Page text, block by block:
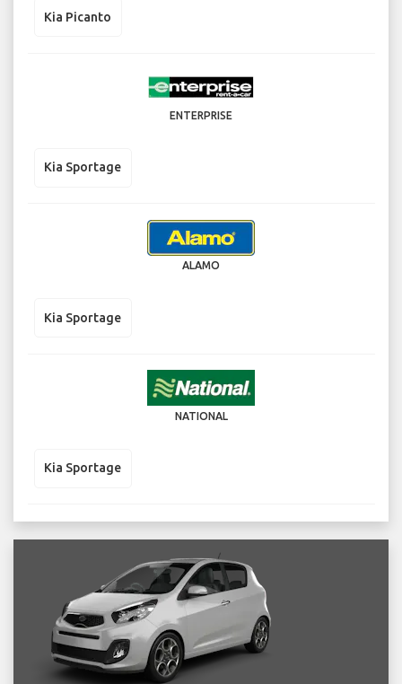
Kia Picanto
ENTERPRISE
Kia Sportage
ALAMO
Kia Sportage
NATIONAL
Kia Sportage